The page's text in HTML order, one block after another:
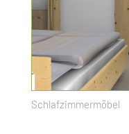
Schlafzimmermöbel